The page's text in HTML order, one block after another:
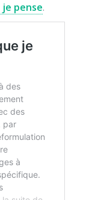
je pense.